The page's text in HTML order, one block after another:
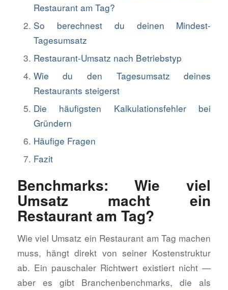
Restaurant am Tag?
So berechnest du deinen Mindest-
Tagesumsatz
Restaurant-Umsatz nach Betriebstyp
Wie du den Tagesumsatz deines
Restaurants steigerst
Die häufigsten Kalkulationsfehler bei
Gründern
Häufige Fragen
Fazit
Benchmarks: Wie viel
Umsatz macht ein
Restaurant am Tag?
Wie viel Umsatz ein Restaurant am Tag machen
muss, hängt direkt von seiner Kostenstruktur
ab. Ein pauschaler Richtwert existiert nicht —
aber es gibt Branchenbenchmarks, die als